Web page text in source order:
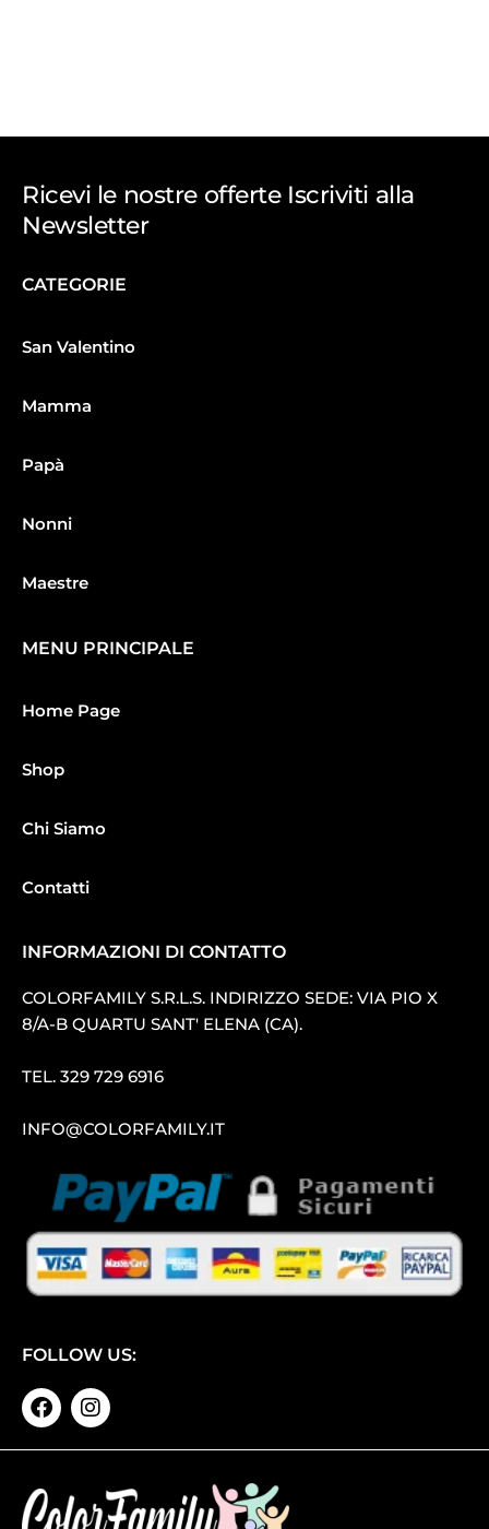
Ricevi le nostre offerte Iscriviti alla
Newsletter
CATEGORIE
San Valentino
Mamma
Papà
Nonni
Maestre
MENU PRINCIPALE
Home Page
Shop
Chi Siamo
Contatti
INFORMAZIONI DI CONTATTO
COLORFAMILY S.R.L.S. INDIRIZZO SEDE: VIA PIO X
8/A-B QUARTU SANT′ ELENA (CA).
TEL. 329 729 6916
INFO@COLORFAMILY.IT
FOLLOW US: